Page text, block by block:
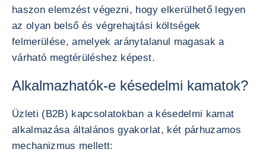
haszon elemzést végezni, hogy elkerülhető legyen
az olyan belső és végrehajtási költségek
felmerülése, amelyek aránytalanul magasak a
várható megtérüléshez képest.
Alkalmazhatók-e késedelmi kamatok?
Üzleti (B2B) kapcsolatokban a késedelmi kamat
alkalmazása általános gyakorlat, két párhuzamos
mechanizmus mellett: